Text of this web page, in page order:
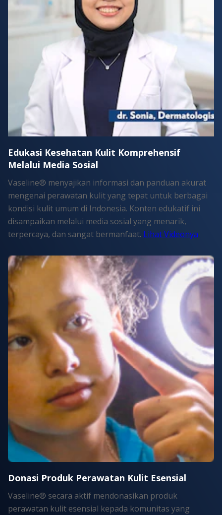
Vaseline® menyajikan informasi dan panduan akurat
mengenai perawatan kulit yang tepat untuk berbagai
kondisi kulit umum di Indonesia. Konten edukatif ini
disampaikan melalui media sosial yang menarik,
terpercaya, dan sangat bermanfaat. Lihat Videonya
Edukasi Kesehatan Kulit Komprehensif
Melalui Media Sosial
Vaseline® secara aktif mendonasikan produk
perawatan kulit esensial kepada komunitas yang
Donasi Produk Perawatan Kulit Esensial